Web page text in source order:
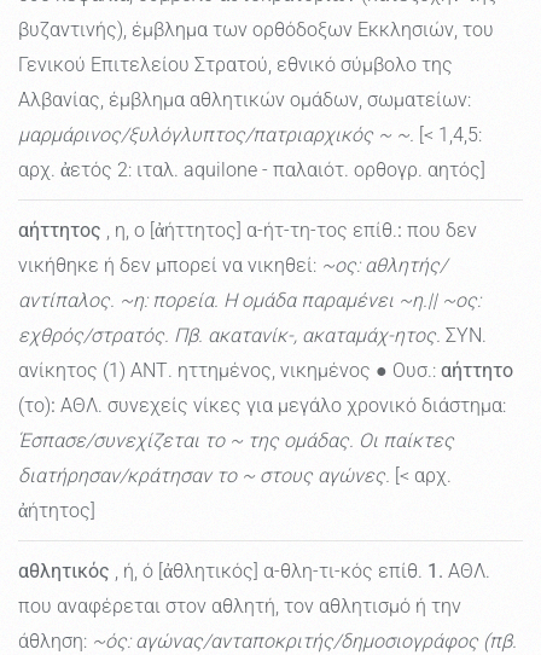
βυζαντινής), έμβλημα των ορθόδοξων Εκκλησιών, του
Γενικού Επιτελείου Στρατού, εθνικό σύμβολο της
Αλβανίας, έμβλημα αθλητικών ομάδων, σωματείων:
μαρμάρινος/ξυλόγλυπτος/πατριαρχικός ~ ~. [< 1,4,5:
αρχ. ἀετός 2: ιταλ. aquilone - παλαιότ. ορθογρ. αητός]
αήττητος , η, ο [ἀήττητος] α-ήτ-τη-τος επίθ.: που δεν
νικήθηκε ή δεν μπορεί να νικηθεί: ~ος: αθλητής/
αντίπαλος. ~η: πορεία. Η ομάδα παραμένει ~η.|| ~ος:
εχθρός/στρατός. Πβ. ακατανίκ-, ακαταμάχ-ητος. ΣΥΝ.
ανίκητος (1) ΑΝΤ. ηττημένος, νικημένος ● Ουσ.: αήττητο
(το): ΑΘΛ. συνεχείς νίκες για μεγάλο χρονικό διάστημα:
Έσπασε/συνεχίζεται το ~ της ομάδας. Οι παίκτες
διατήρησαν/κράτησαν το ~ στους αγώνες. [< αρχ.
ἀήτητος]
αθλητικός , ή, ό [ἀθλητικός] α-θλη-τι-κός επίθ. 1. ΑΘΛ.
που αναφέρεται στον αθλητή, τον αθλητισμό ή την
άθληση: ~ός: αγώνας/ανταποκριτής/δημοσιογράφος (πβ.